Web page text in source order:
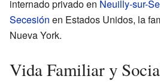
internado privado en Neuilly-sur-
Secesión en Estados Unidos, la
Nueva York.
Vida Familiar y